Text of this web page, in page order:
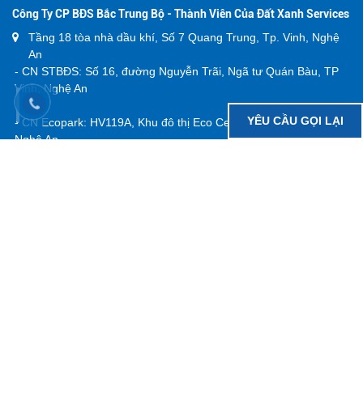
Công Ty CP BĐS Bắc Trung Bộ - Thành Viên Của Đất Xanh Services
Tầng 18 tòa nhà dầu khí, Số 7 Quang Trung, Tp. Vinh, Nghệ
An
- CN STBĐS: Số 16, đường Nguyễn Trãi, Ngã tư Quán Bàu, TP
Vinh, Nghệ An
- CN Ecopark: HV119A, Khu đô thị Eco Central Park, TP Vinh,
Nghệ An
YÊU CẦU GỌI LẠI